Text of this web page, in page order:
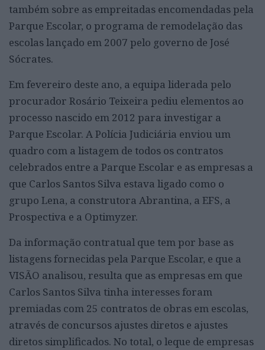
também sobre as empreitadas encomendadas pela
Parque Escolar, o programa de remodelação das
escolas lançado em 2007 pelo governo de José
Sócrates.
Em fevereiro deste ano, a equipa liderada pelo
procurador Rosário Teixeira pediu elementos ao
processo nascido em 2012 para investigar a
Parque Escolar. A Polícia Judiciária enviou um
quadro com a listagem de todos os contratos
celebrados entre a Parque Escolar e as empresas a
que Carlos Santos Silva estava ligado como o
grupo Lena, a construtora Abrantina, a EFS, a
Prospectiva e a Optimyzer.
Da informação contratual que tem por base as
listagens fornecidas pela Parque Escolar, e que a
VISÃO analisou, resulta que as empresas em que
Carlos Santos Silva tinha interesses foram
premiadas com 25 contratos de obras em escolas,
através de concursos ajustes diretos e ajustes
diretos simplificados. No total, o leque de empresas